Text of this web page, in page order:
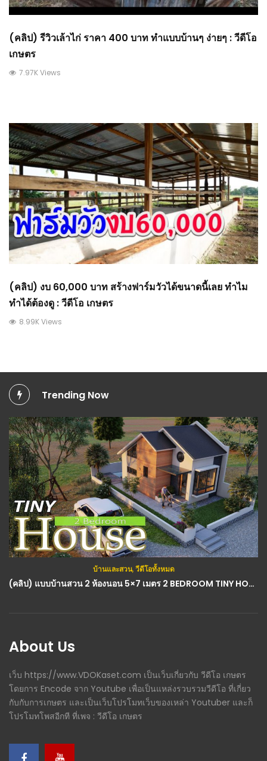
(คลิป) รีวิวเล้าไก่ ราคา 400 บาท ทำแบบบ้านๆ ง่ายๆ : วีดีโอ
เกษตร
7.97K Views
(คลิป) งบ 60,000 บาท สร้างฟาร์มวัวได้ขนาดนี้เลย ทำไม
ทำได้ต้องดู : วีดีโอ เกษตร
8.99K Views
Trending Now
บ้านและสวน,วีดีโอทั้งหมด
(คลิป) แบบบ้านสวน 2 ห้องนอน 5×7 เมตร 2 BEDROOM TINY HOUSE : วีดีโอ เกษตร
กสิกรรม(พืช),วีดีโอทั้งหมด
(คลิป) วิธีหมักแกลบใหม่ให้มีประสิทธิภาพ เหมาะสำหรับปลูกพืชผัก : วีดีโอ เกษตร
About Us
เว็บ https://www.VDOKaset.com เป็นเว็บเกี่ยวกับ วีดีโอ เกษตร
โดยการ Encode จาก Youtube เพื่อเป็นแหล่งรวบรวมวีดีโอ ที่เกี่ยว
กับกับการเกษตร และเป็นเว็บโปรโมทเว็บของเหล่า Youtuber และก็
โปรโมทโพสอีกที ที่เพจ : วีดีโอ เกษตร